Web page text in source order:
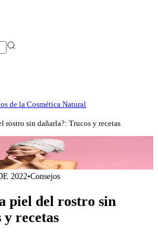
de la Cosmética Natural
rostro sin dañarla?: Trucos y recetas
2022•Consejos
piel del rostro sin
recetas